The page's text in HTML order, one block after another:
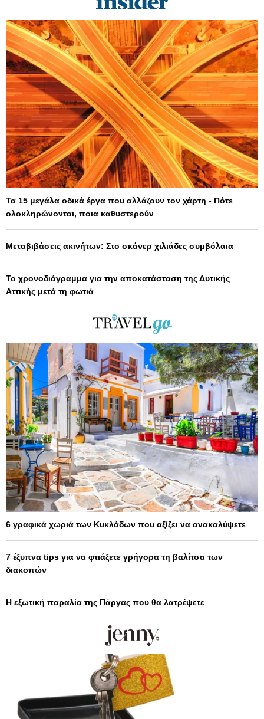
Τα 15 μεγάλα οδικά έργα που αλλάζουν τον χάρτη - Πότε
ολοκληρώνονται, ποια καθυστερούν
Μεταβιβάσεις ακινήτων: Στο σκάνερ χιλιάδες συμβόλαια
Το χρονοδιάγραμμα για την αποκατάσταση της Δυτικής
Αττικής μετά τη φωτιά
6 γραφικά χωριά των Κυκλάδων που αξίζει να ανακαλύψετε
7 έξυπνα tips για να φτιάξετε γρήγορα τη βαλίτσα των
διακοπών
Η εξωτική παραλία της Πάργας που θα λατρέψετε